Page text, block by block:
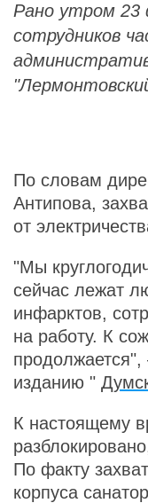
Рано утром 23
сотрудников
По словам
Антипова,
от
"Мы
сейчас лежат
инфарктов,
на работу. К
изданию "
К настоящему
По факту
корпуса